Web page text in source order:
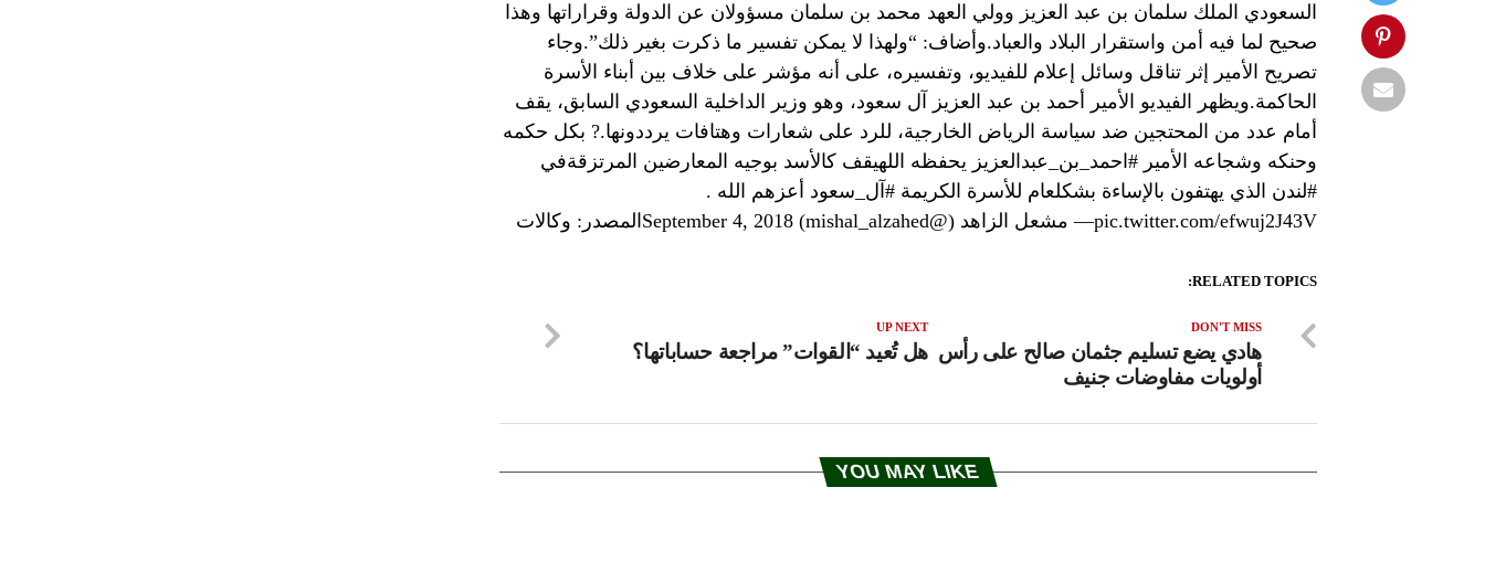
السعودي الملك سلمان بن عبد العزيز وولي العهد محمد بن سلمان مسؤولان عن الدولة وقراراتها وهذا
صحيح لما فيه أمن واستقرار البلاد والعباد.وأضاف: “ولهذا لا يمكن تفسير ما ذكرت بغير ذلك”.وجاء
تصريح الأمير إثر تناقل وسائل إعلام للفيديو، وتفسيره، على أنه مؤشر على خلاف بين أبناء الأسرة
الحاكمة.ويظهر الفيديو الأمير أحمد بن عبد العزيز آل سعود، وهو وزير الداخلية السعودي السابق، يقف
أمام عدد من المحتجين ضد سياسة الرياض الخارجية، للرد على شعارات وهتافات يرددونها.? بكل حكمه
وحنكه وشجاعه الأمير #احمد_بن_عبدالعزيز يحفظه اللهيقف كالأسد بوجيه المعارضين المرتزقةفي
#لندن الذي يهتفون بالإساءة بشكلعام للأسرة الكريمة #آل_سعود أعزهم الله .
pic.twitter.com/efwuj2J43V— مشعل الزاهد (@mishal_alzahed) September 4, 2018المصدر: وكالات
RELATED TOPICS:
UP NEXT
هل تُعيد “القوات” مراجعة حساباتها؟
DON'T MISS
هادي يضع تسليم جثمان صالح على رأس
أولويات مفاوضات جنيف
YOU MAY LIKE